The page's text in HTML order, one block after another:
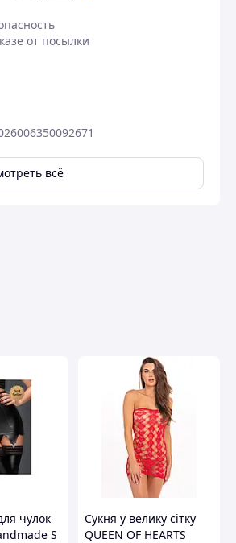
от посылки
всё
чулок
S
Сукня у велику сітку
QUEEN OF HEARTS